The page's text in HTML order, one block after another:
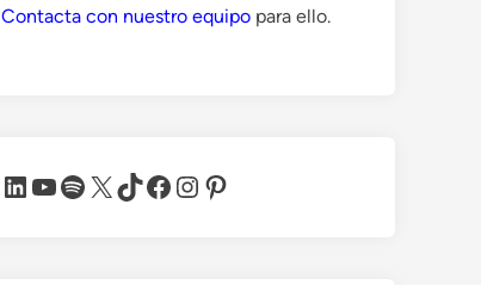
Contacta con nuestro equipo para ello.
LinkedIn
YouTube
Spotify
X TikTok
Facebook
Instagram
Pinterest